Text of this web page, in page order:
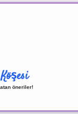
öneriler!